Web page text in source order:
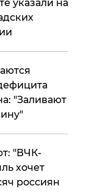
указали на
"Заливают
"ВЧК-
хочет
россиян